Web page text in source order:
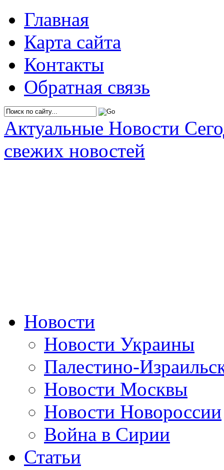
Главная
Карта сайта
Контакты
Обратная связь
Актуальные Новости
свежих новостей
Новости
Новости Украины
Палестино-
Новости Москвы
Новости Новороссии
Война в Сирии
Статьи